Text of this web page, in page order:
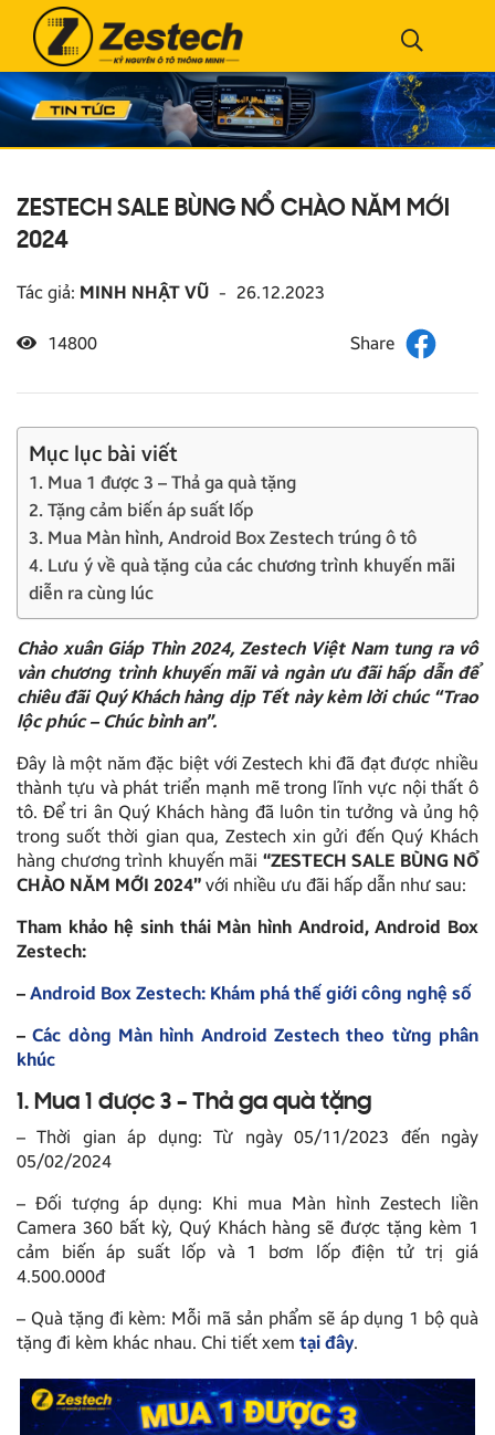
ZESTECH SALE BÙNG NỔ CHÀO NĂM MỚI
2024
Tác giả: MINH NHẬT VŨ - 26.12.2023
14800
Mục lục bài viết
1. Mua 1 được 3 – Thả ga quà tặng
2. Tặng cảm biến áp suất lốp
3. Mua Màn hình, Android Box Zestech trúng ô tô
4. Lưu ý về quà tặng của các chương trình khuyến mãi
diễn ra cùng lúc
Chào xuân Giáp Thìn 2024, Zestech Việt Nam tung ra vô
vàn chương trình khuyến mãi và ngàn ưu đãi hấp dẫn để
chiêu đãi Quý Khách hàng dịp Tết này kèm lời chúc “Trao
lộc phúc – Chúc bình an”.
Đây là một năm đặc biệt với Zestech khi đã đạt được nhiều
thành tựu và phát triển mạnh mẽ trong lĩnh vực nội thất ô
tô. Để tri ân Quý Khách hàng đã luôn tin tưởng và ủng hộ
trong suốt thời gian qua, Zestech xin gửi đến Quý Khách
hàng chương trình khuyến mãi “ZESTECH SALE BÙNG NỔ
CHÀO NĂM MỚI 2024” với nhiều ưu đãi hấp dẫn như sau:
Tham khảo hệ sinh thái Màn hình Android, Android Box
Zestech:
– Android Box Zestech: Khám phá thế giới công nghệ số
–Các dòng Màn hình Android Zestech theo từng phân
khúc
1. Mua 1 được 3 – Thả ga quà tặng
– Thời gian áp dụng: Từ ngày 05/11/2023 đến ngày
05/02/2024
– Đối tượng áp dụng: Khi mua Màn hình Zestech liền
Camera 360 bất kỳ, Quý Khách hàng sẽ được tặng kèm 1
cảm biến áp suất lốp và 1 bơm lốp điện tử trị giá
4.500.000đ
– Quà tặng đi kèm: Mỗi mã sản phẩm sẽ áp dụng 1 bộ quà
tặng đi kèm khác nhau. Chi tiết xem tại đây.